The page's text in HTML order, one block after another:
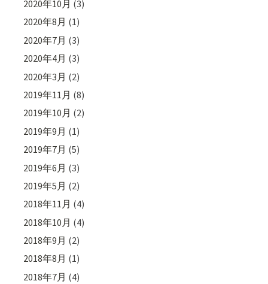
2020年10月 (3)
2020年8月 (1)
2020年7月 (3)
2020年4月 (3)
2020年3月 (2)
2019年11月 (8)
2019年10月 (2)
2019年9月 (1)
2019年7月 (5)
2019年6月 (3)
2019年5月 (2)
2018年11月 (4)
2018年10月 (4)
2018年9月 (2)
2018年8月 (1)
2018年7月 (4)